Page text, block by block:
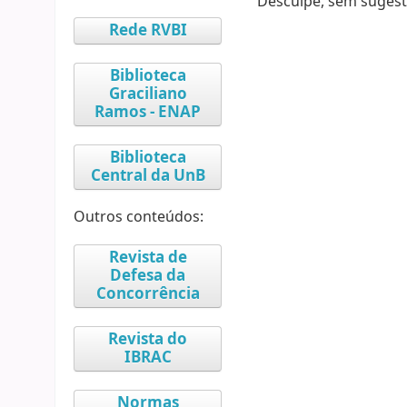
Rede RVBI
Biblioteca
Graciliano
Ramos - ENAP
Biblioteca
Central da UnB
Outros conteúdos:
Revista de
Defesa da
Concorrência
Revista do
IBRAC